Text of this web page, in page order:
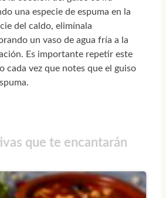
una especie de espuma en la
del caldo, elimínala
un vaso de agua fría a la
Es importante repetir este
cada vez que notes que el guiso
que te encantarán